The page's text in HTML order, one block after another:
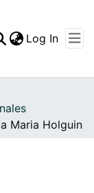
Log In
Maria Holguin